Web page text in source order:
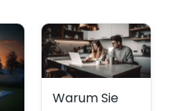
Warum Sie